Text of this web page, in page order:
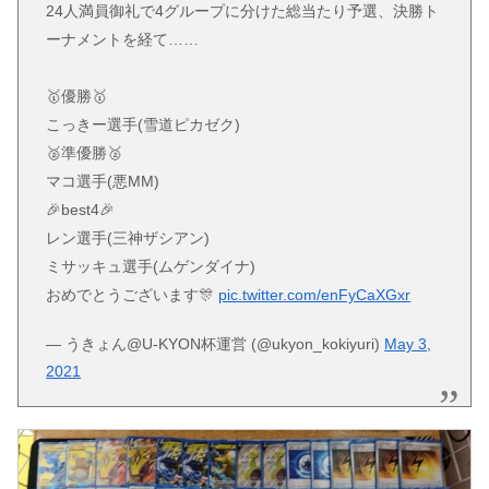
24人満員御礼で4グループに分けた総当たり予選、決勝ト
ーナメントを経て……
🥇優勝🥇
こっきー選手(雪道ピカゼク)
🥈準優勝🥈
マコ選手(悪MM)
🎉best4🎉
レン選手(三神ザシアン)
ミサッキュ選手(ムゲンダイナ)
おめでとうございます🎊 pic.twitter.com/enFyCaXGxr
— うきょん@U-KYON杯運営 (@ukyon_kokiyuri) May 3,
2021